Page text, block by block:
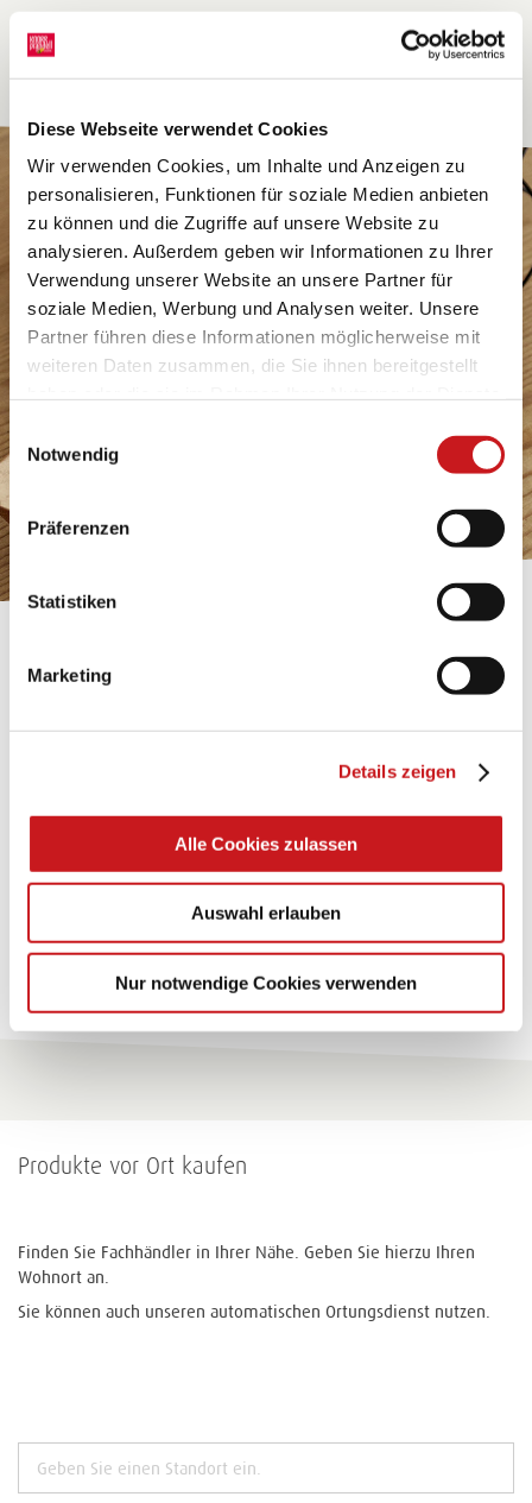
Diese Webseite verwendet Cookies
Wir verwenden Cookies, um Inhalte und Anzeigen zu
personalisieren, Funktionen für soziale Medien anbieten
zu können und die Zugriffe auf unsere Website zu
analysieren. Außerdem geben wir Informationen zu Ihrer
Verwendung unserer Website an unsere Partner für
soziale Medien, Werbung und Analysen weiter. Unsere
Partner führen diese Informationen möglicherweise mit
weiteren Daten zusammen, die Sie ihnen bereitgestellt
Datenschutzhinweisen
mehr darüber, wer wir sind, wie
personenbezogene Daten verarbeiten. Hier geht’s zum
Impressum.
Einwilligungsauswahl
Notwendig
Präferenzen
Statistiken
Marketing
Details zeigen
Alle Cookies zulassen
Auswahl erlauben
Nur notwendige Cookies verwenden
bekleben, bemalen, falten... und für viele
Zum Tipp
Zu allen Tipps
Produkte vor Ort kaufen
Finden Sie Fachhändler in Ihrer Nähe. Geben Sie hierzu Ihren
Wohnort an.
Sie können auch unseren automatischen Ortungsdienst nutzen.